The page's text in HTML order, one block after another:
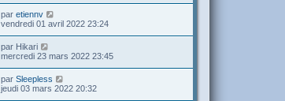
par etiennv
vendredi 01 avril 2022 23:24
par Hikari
mercredi 23 mars 2022 23:45
par Sleepless
jeudi 03 mars 2022 20:32